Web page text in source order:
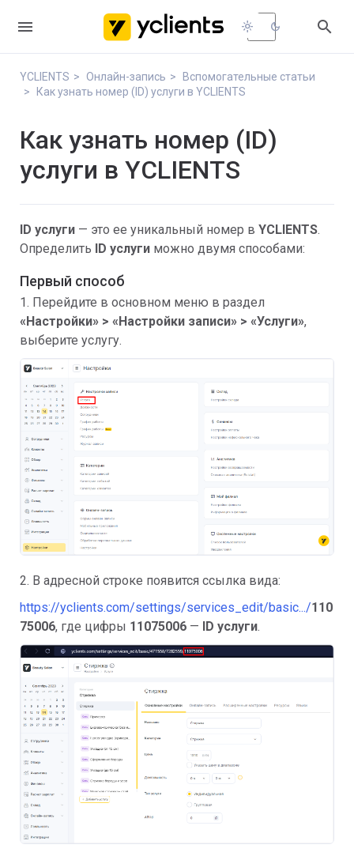
 light_mode dark_mode 
YCLIENTS Онлайн-запись
Вспомогательные статьи
Как узнать номер (ID) услуги в YCLIENTS
Как узнать номер (ID)
услуги в YCLIENTS
ID услуги — это ее уникальный номер в YCLIENTS.
Определить ID услуги можно двумя способами:
Первый способ
1. Перейдите в основном меню в раздел
«Настройки» > «Настройки записи» > «Услуги»,
выберите услугу.
2. В адресной строке появится ссылка вида:
https://yclients.com/settings/services_edit/basic.../110
75006, где цифры 11075006 — ID услуги.